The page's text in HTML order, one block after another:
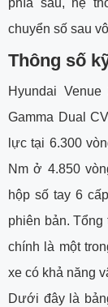
phía sau, hệ
chuyển số sau
Thông số
Hyundai
Gamma Dual
lực tại 6.300
Nm ở 4.850
hộp số tay 6
phiên bản.
chính là một
xe có khả năng
Dưới đây là